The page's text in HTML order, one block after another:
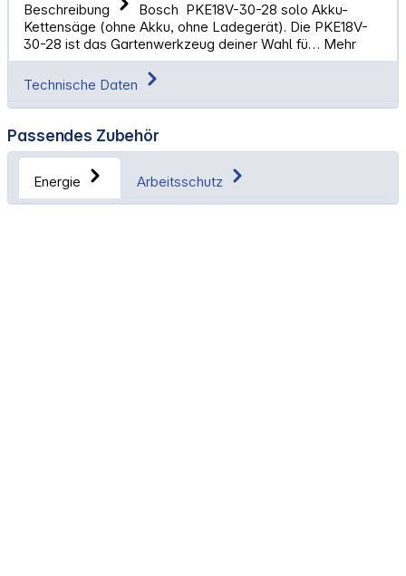
Beschreibung
Bosch PKE18V-30-28 solo Akku-
Kettensäge (ohne Akku, ohne Ladegerät). Die PKE18V-
30-28 ist das Gartenwerkzeug deiner Wahl fü… Mehr
Technische Daten
Passendes Zubehör
Energie Arbeitsschutz